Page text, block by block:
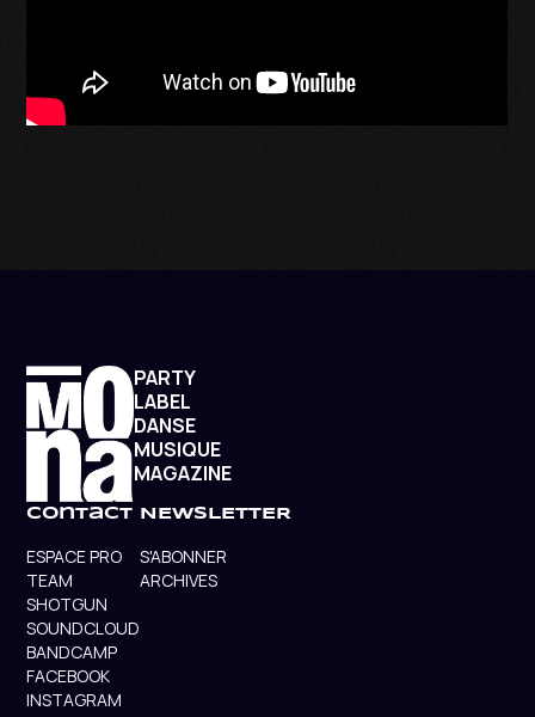
PARTY
LABEL
DANSE
MUSIQUE
MAGAZINE
contact
ESPACE PRO
TEAM
SHOTGUN
SOUNDCLOUD
BANDCAMP
FACEBOOK
INSTAGRAM
NEWSLETTER
S'ABONNER
ARCHIVES